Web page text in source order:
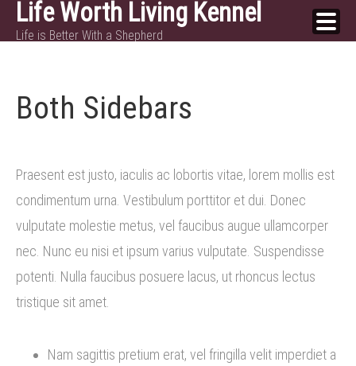
Life Worth Living Kennel
Life is Better With a Shepherd
Both Sidebars
Praesent est justo, iaculis ac lobortis vitae, lorem mollis est
condimentum urna. Vestibulum porttitor et dui. Donec
vulputate molestie metus, vel faucibus augue ullamcorper
nec. Nunc eu nisi et ipsum varius vulputate. Suspendisse
potenti. Nulla faucibus posuere lacus, ut rhoncus lectus
tristique sit amet.
Nam sagittis pretium erat, vel fringilla velit imperdiet a